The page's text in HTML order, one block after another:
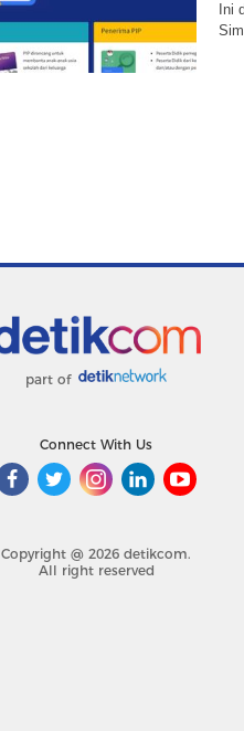
Ini
part of
Connect With Us
Copyright @ 2026 detikcom.
All right reserved